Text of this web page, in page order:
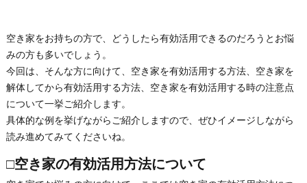
空き家をお持ちの方で、どうしたら有効活用できるのだろうとお悩
みの方も多いでしょう。
今回は、そんな方に向けて、空き家を有効活用する方法、空き家を
解体してから有効活用する方法、空き家を有効活用する時の注意点
について一挙ご紹介します。
具体的な例を挙げながらご紹介しますので、ぜひイメージしながら
読み進めてみてくださいね。
□空き家の有効活用方法について